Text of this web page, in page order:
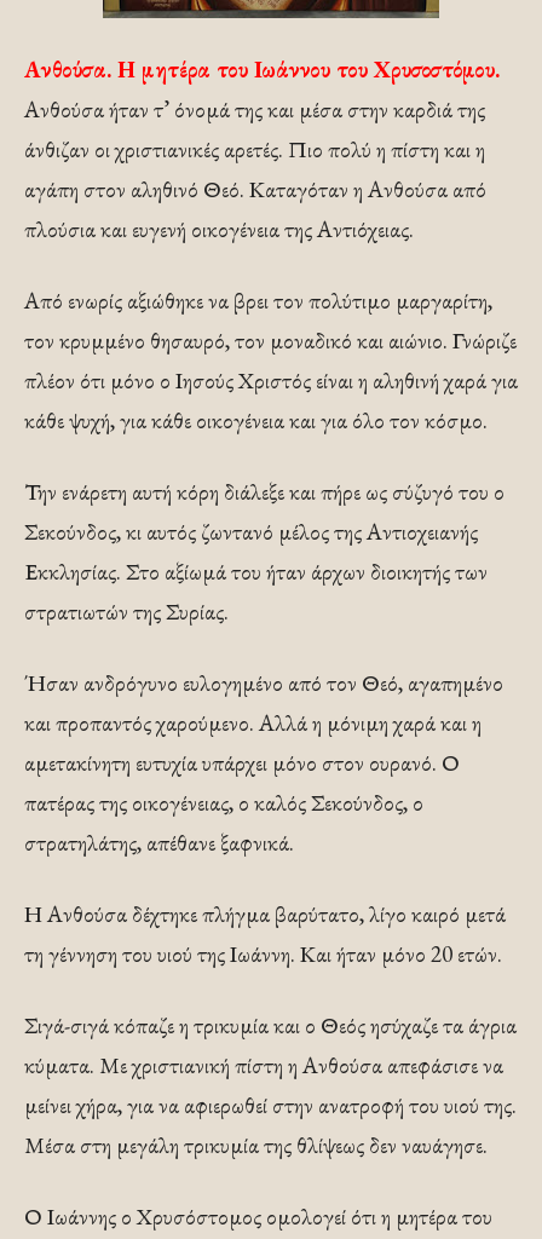
Ανθούσα. Η μητέρα του Ιωάννου του Χρυσοστόμου.
Ανθούσα ήταν τ’ όνομά της και μέσα στην καρδιά της
άνθιζαν οι χριστιανικές αρετές. Πιο πολύ η πίστη και η
αγάπη στον αληθινό Θεό. Καταγόταν η Ανθούσα από
πλούσια και ευγενή οικογένεια της Αντιόχειας.
Από ενωρίς αξιώθηκε να βρει τον πολύτιμο μαργαρίτη,
τον κρυμμένο θησαυρό, τον μοναδικό και αιώνιο. Γνώριζε
πλέον ότι μόνο ο Ιησούς Χριστός είναι η αληθινή χαρά για
κάθε ψυχή, για κάθε οικογένεια και για όλο τον κόσμο.
Την ενάρετη αυτή κόρη διάλεξε και πήρε ως σύζυγό του ο
Σεκούνδος, κι αυτός ζωντανό μέλος της Αντιοχειανής
Εκκλησίας. Στο αξίωμά του ήταν άρχων διοικητής των
στρατιωτών της Συρίας.
Ήσαν ανδρόγυνο ευλογημένο από τον Θεό, αγαπημένο
και προπαντός χαρούμενο. Αλλά η μόνιμη χαρά και η
αμετακίνητη ευτυχία υπάρχει μόνο στον ουρανό. Ο
πατέρας της οικογένειας, ο καλός Σεκούνδος, ο
στρατηλάτης, απέθανε ξαφνικά.
Η Ανθούσα δέχτηκε πλήγμα βαρύτατο, λίγο καιρό μετά
τη γέννηση του υιού της Ιωάννη. Και ήταν μόνο 20 ετών.
Σιγά-σιγά κόπαζε η τρικυμία και ο Θεός ησύχαζε τα άγρια
κύματα. Με χριστιανική πίστη η Ανθούσα απεφάσισε να
μείνει χήρα, για να αφιερωθεί στην ανατροφή του υιού της.
Μέσα στη μεγάλη τρικυμία της θλίψεως δεν ναυάγησε.
Ο Ιωάννης ο Χρυσόστομος ομολογεί ότι η μητέρα του